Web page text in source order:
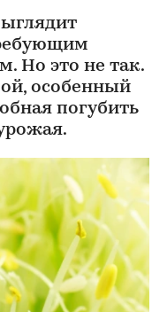
Но это не так.
особенный
погубить